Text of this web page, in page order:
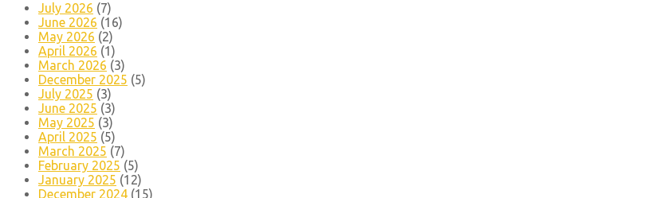
July 2026 (7)
June 2026 (16)
May 2026 (2)
April 2026 (1)
March 2026 (3)
December 2025 (5)
July 2025 (3)
June 2025 (3)
May 2025 (3)
April 2025 (5)
March 2025 (7)
February 2025 (5)
January 2025 (12)
December 2024 (15)